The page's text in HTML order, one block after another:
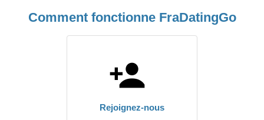
Comment fonctionne FraDatingGo
Rejoignez-nous